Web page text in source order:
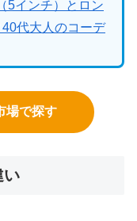
5インチ）とロン
代大人のコーデ
場で探す
い